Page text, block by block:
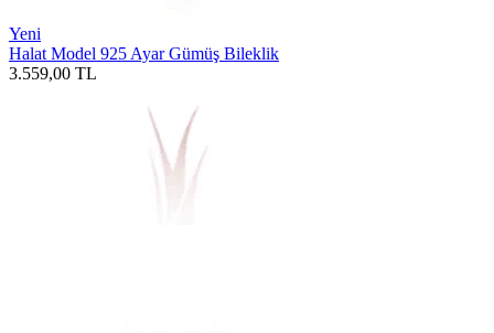
Yeni
Halat Model 925 Ayar Gümüş Bileklik
3.559,00 TL